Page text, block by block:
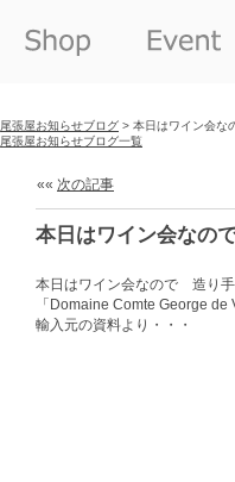
尾張屋お知らせブログ > 本日はワイン会
尾張屋お知らせブログ一覧
«« 次の記事
本日はワイン会なの
本日はワイン会なので 造り
「Domaine Comte George
輸入元の資料より・・・